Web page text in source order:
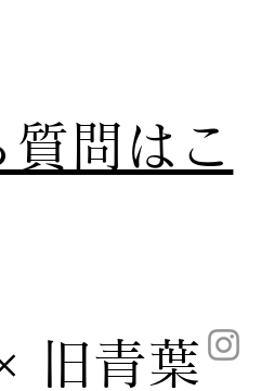
旧青葉
問はこ